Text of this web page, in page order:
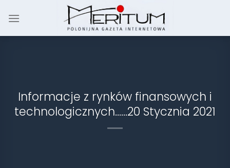
Informacje z rynków finansowych i
technologicznych……20 Stycznia 2021